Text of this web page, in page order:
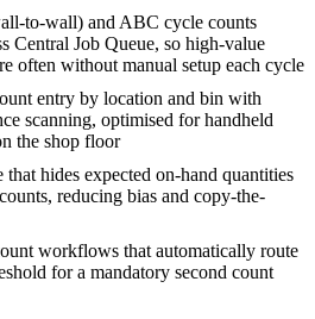
to-wall) and ABC cycle counts
Central Job Queue, so high-value
often without manual setup each cycle
entry by location and bin with
scanning, optimised for handheld
the shop floor
hides expected on-hand quantities
reducing bias and copy-the-
workflows that automatically route
for a mandatory second count